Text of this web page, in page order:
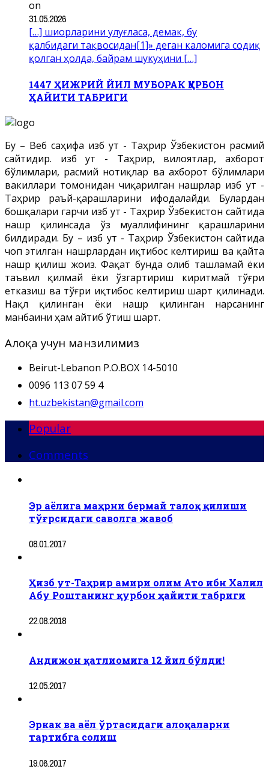
on
31.05.2026
[…] шиорларини улуғласа, демак, бу
қалбидаги тақвосидан[1]» деган каломига содиқ
қолган ҳолда, байрам шукуҳини […]
1447 ҲИЖРИЙ ЙИЛ МУБОРАК ҚУРБОН
ҲАЙИТИ ТАБРИГИ
Бу – Веб саҳифа Ҳизб ут - Таҳрир Ўзбекистон расмий
сайтидир. Ҳизб ут - Таҳрир, вилоятлар, ахборот
бўлимлари, расмий нотиқлар ва ахборот бўлимлари
вакиллари томонидан чиқарилган нашрлар Ҳизб ут -
Таҳрир раъй-қарашларини ифодалайди. Булардан
бошқалари гарчи Ҳизб ут - Таҳрир Ўзбекистон сайтида
нашр қилинсада ўз муаллифининг қарашларини
билдиради. Бу – Ҳизб ут - Таҳрир Ўзбекистон сайтида
чоп этилган нашрлардан иқтибос келтириш ва қайта
нашр қилиш жоиз. Фақат бунда олиб ташламай ёки
таъвил қилмай ёки ўзгартириш киритмай тўғри
етказиш ва тўғри иқтибос келтириш шарт қилинади.
Нақл қилинган ёки нашр қилинган нарсанинг
манбаини ҳам айтиб ўтиш шарт.
Алоқа учун манзилимиз
Beirut-Lebanon P.O.BOX 14-5010
0096 113 07 59 4
ht.uzbekistan@gmail.com
Popular
Comments
Эр аёлига маҳрни бермай талоқ қилиши
тўғрсидаги саволга жавоб
08.01.2017
Ҳизб ут-Таҳрир амири олим Ато ибн Халил
Абу Роштанинг қурбон ҳайити табриги
22.08.2018
Андижон қатлиомига 12 йил бўлди!
12.05.2017
Эркак ва аёл ўртасидаги алоқаларни
тартибга солиш
19.06.2017